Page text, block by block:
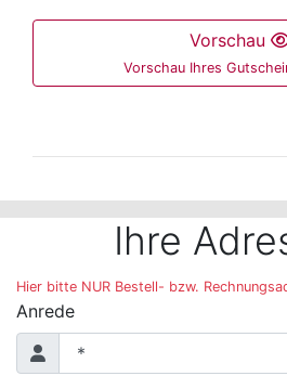
Vorschau
Vorschau Ihres
Der folgende Bereich ist nur
Ihre
Hier bitte NUR Bestell- bzw.
Anrede